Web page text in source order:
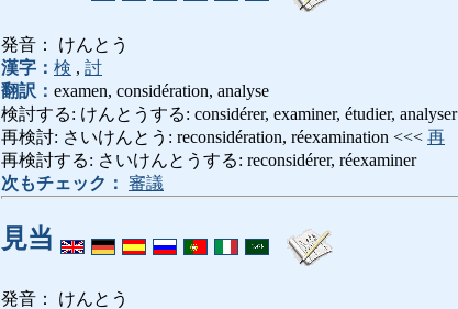
発音： けんとう
漢字： 検 , 討
翻訳： examen, considération, analyse
検討する: けんとうする: considérer, examiner, étudier, analyser
再検討: さいけんとう: reconsidération, réexamination <<< 再
再検討する: さいけんとうする: reconsidérer, réexaminer
次もチェック： 審議
見当
発音： けんとう